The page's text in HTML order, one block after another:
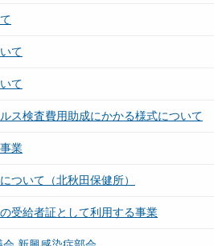
て
て
ス検査費用助成にかかる様式について
業
ついて（北秋田保健所）
受給者証として利用する事業